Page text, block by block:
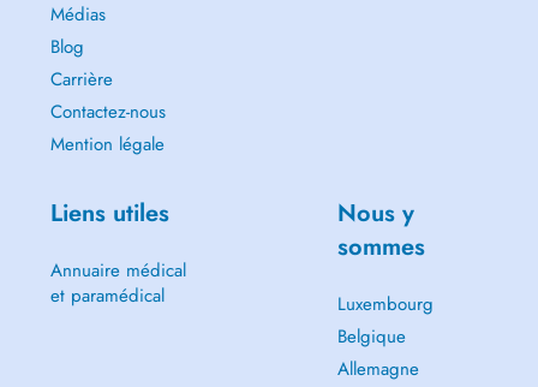
Médias
Blog
Carrière
Contactez-nous
Mention légale
Liens utiles
Annuaire médical
et paramédical
Nous y
sommes
Luxembourg
Belgique
Allemagne